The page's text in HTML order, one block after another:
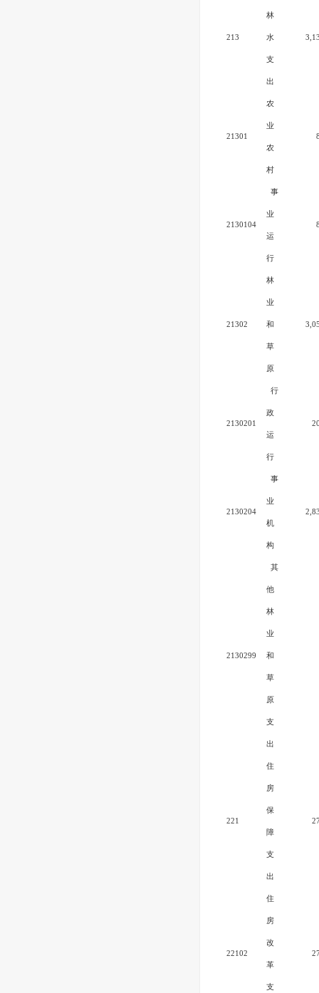
213
林
水
支
出
21301
农
业
农
村
2130104
事
业
运
行
21302
林
业
和
草
原
2130201
行
政
运
行
2130204
事
业
机
构
2130299
其
他
林
业
和
草
原
支
出
221
住
房
保
障
支
出
22102
住
房
改
革
支